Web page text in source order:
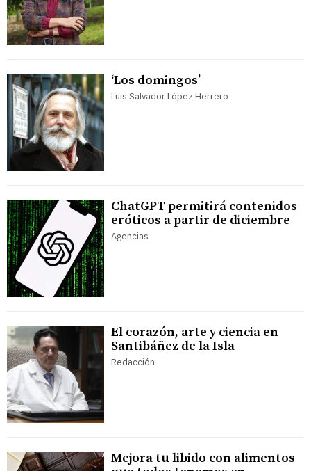
‘Los domingos’
Luis Salvador López Herrero
ChatGPT permitirá contenidos
eróticos a partir de diciembre
Agencias
El corazón, arte y ciencia en
Santibáñez de la Isla
Redacción
Mejora tu libido con alimentos